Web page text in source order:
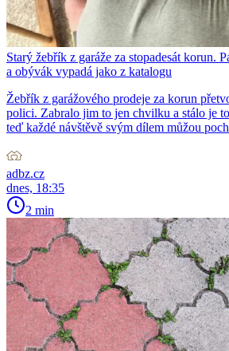
Starý žebřík z garáže za stopadesát korun.
a obývák vypadá jako z katalogu
Žebřík z garážového prodeje za korun
polici. Zabralo jim to jen chvilku a stálo je
teď každé návštěvě svým dílem můžou
adbz.cz
dnes, 18:35
2 min